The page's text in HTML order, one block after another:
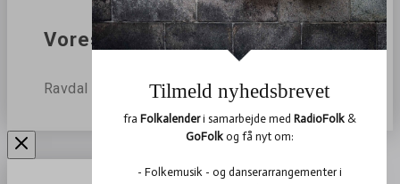
Vores blog
Ravdal